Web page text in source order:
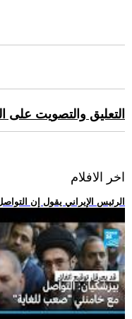
التعليق والتصويت
اخر الافلام
.. الرئيس الإيراني يقول إن